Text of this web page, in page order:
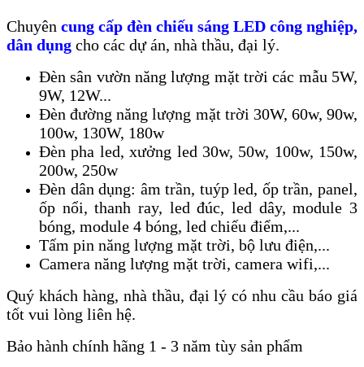
Chuyên cung cấp đèn chiếu sáng LED công nghiệp,
dân dụng cho các dự án, nhà thầu, đại lý.
Đèn sân vườn năng lượng mặt trời các mẫu 5W,
9W, 12W...
Đèn đường năng lượng mặt trời 30W, 60w, 90w,
100w, 130W, 180w
Đèn pha led, xưởng led 30w, 50w, 100w, 150w,
200w, 250w
Đèn dân dụng: âm trần, tuýp led, ốp trần, panel,
ốp nổi, thanh ray, led đúc, led dây, module 3
bóng, module 4 bóng, led chiếu điểm,...
Tấm pin năng lượng mặt trời, bộ lưu điện,...
Camera năng lượng mặt trời, camera wifi,...
Quý khách hàng, nhà thầu, đại lý có nhu cầu báo giá
tốt vui lòng liên hệ.
Bảo hành chính hãng 1 - 3 năm tùy sản phẩm